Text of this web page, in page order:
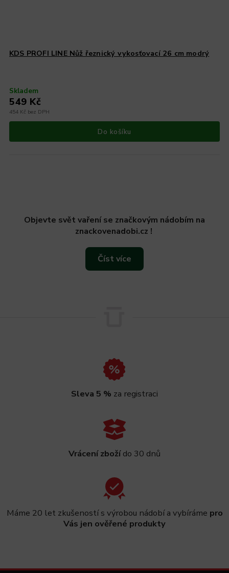
KDS PROFI LINE Nůž řeznický vykosťovací 26 cm modrý
Skladem
454 Kč bez DPH
549 Kč
Do košíku
Objevte svět vaření se značkovým nádobím na
znackovenadobi.cz !
Číst více
Sleva 5 % za registraci
Vrácení zbožído 30 dnů
Máme 20 let zkušeností s výrobou nádobí a vybíráme pro
Vás jen ověřené produkty